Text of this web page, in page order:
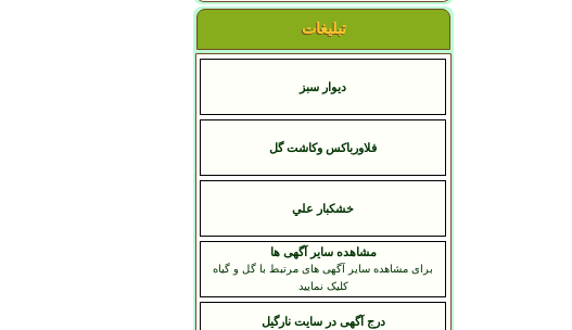
تبلیغات
دیوار سبز
فلاورباکس وکاشت گل
خشکبار علي
مشاهده سایر آگهی ها
برای مشاهده سایر آگهی های مرتبط با گل و گیاه
کلیک نمایید
درج آگهی در سایت نارگیل